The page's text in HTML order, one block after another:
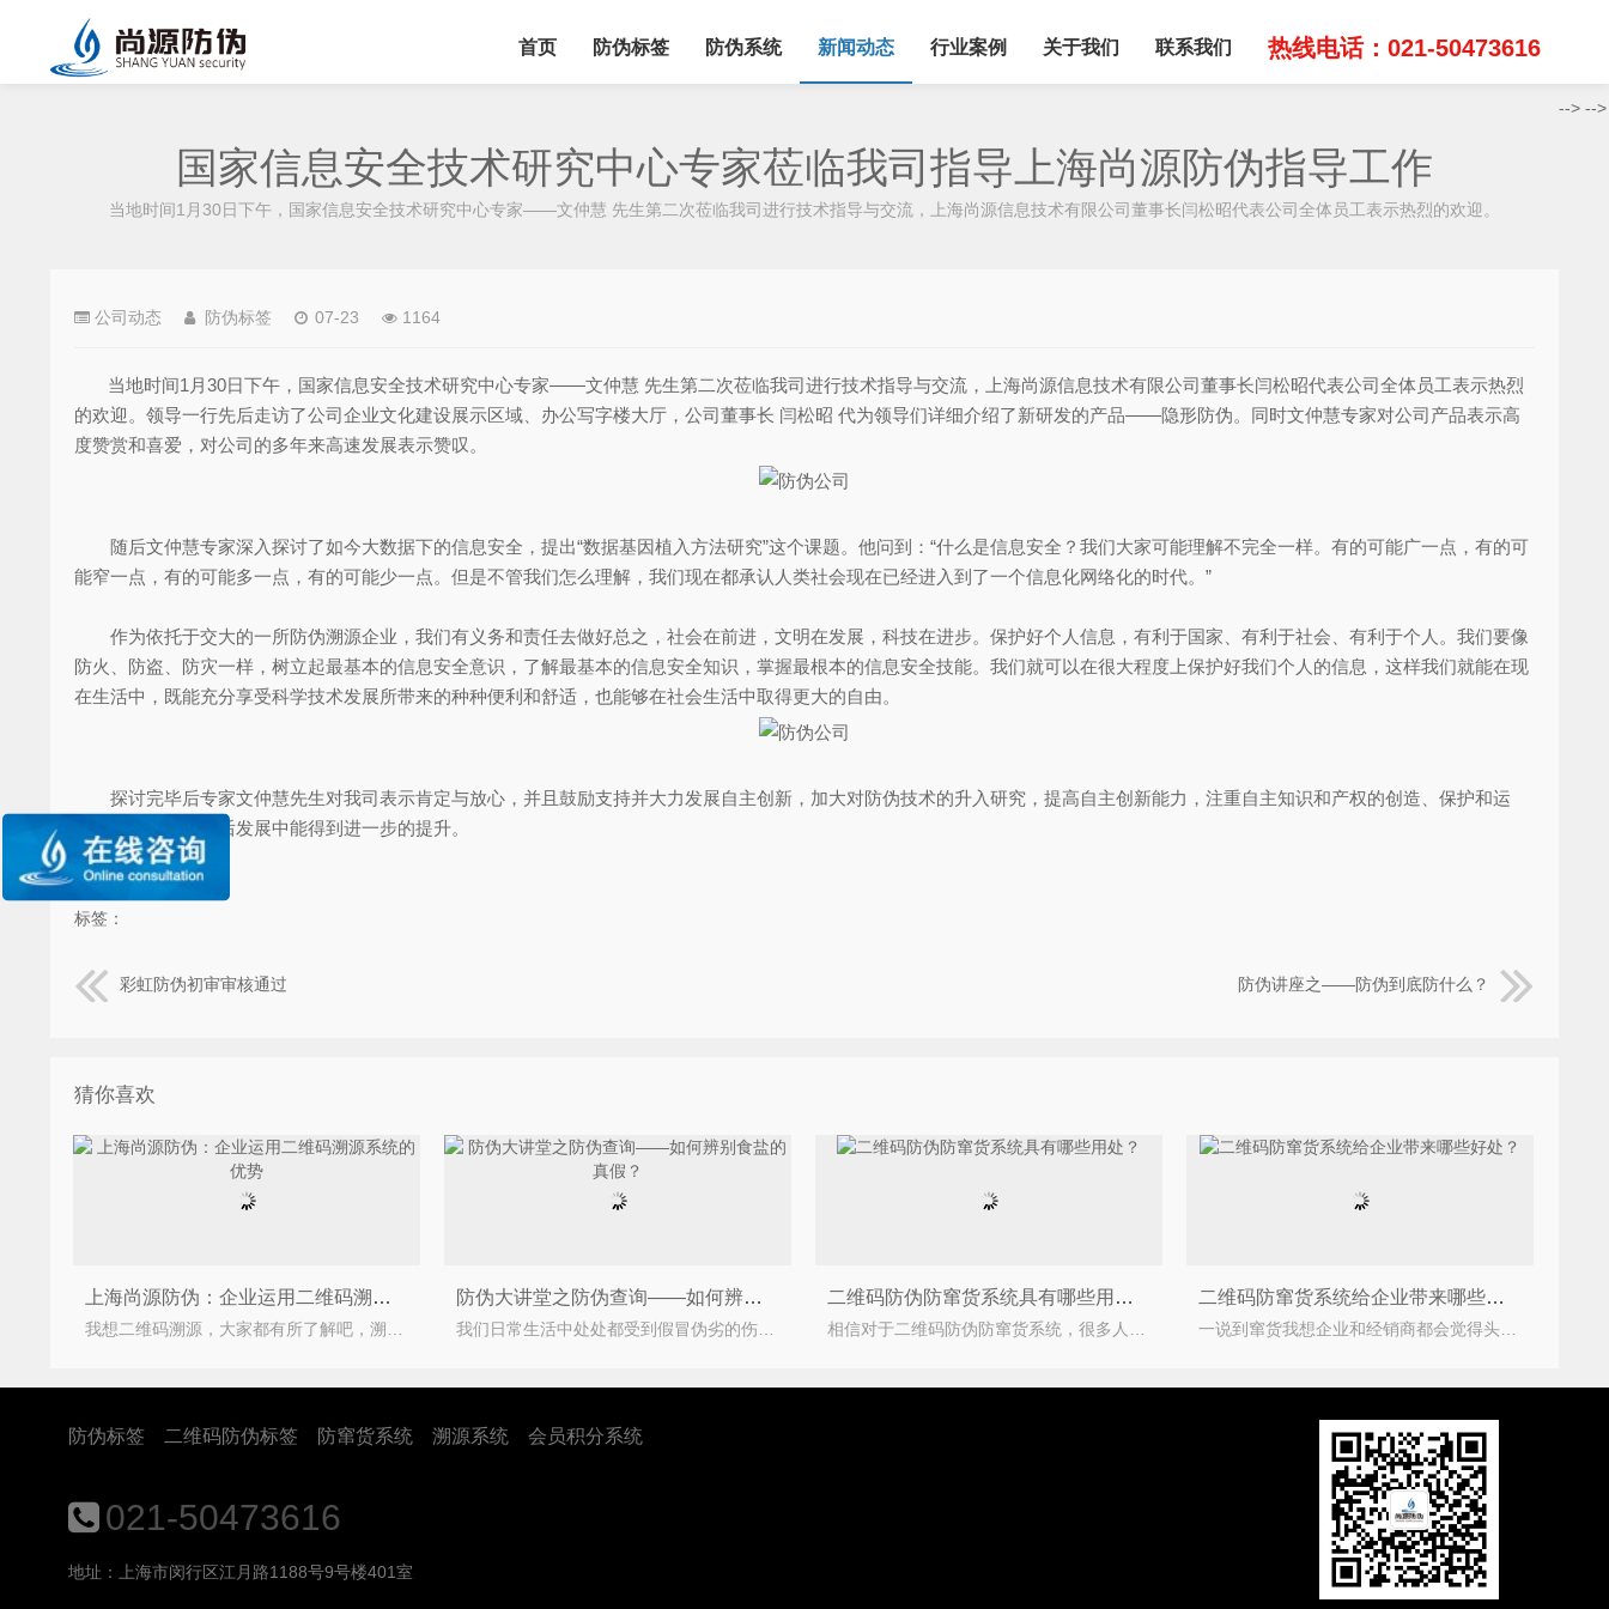
首页 防伪标签 防伪系统 新闻动态 行业案例 关于我们 联系我们 热线电话：021-50473616
国家信息安全技术研究中心专家莅临我司指导上海尚源防伪指导工作
当地时间1月30日下午，国家信息安全技术研究中心专家——文仲慧 先生第二次莅临我司进行技术指导与交流，上海尚源信息技术有限公司董事长闫松昭代表公司全体员工表示热烈的欢迎。
公司动态 防伪标签 07-23 1164
当地时间1月30日下午，国家信息安全技术研究中心专家——文仲慧 先生第二次莅临我司进行技术指导与交流，上海尚源信息技术有限公司董事长闫松昭代表公司全体员工表示热烈
的欢迎。领导一行先后走访了公司企业文化建设展示区域、办公写字楼大厅，公司董事长 闫松昭 代为领导们详细介绍了新研发的产品——隐形防伪。同时文仲慧专家对公司产品表示高
度赞赏和喜爱，对公司的多年来高速发展表示赞叹。
随后文仲慧专家深入探讨了如今大数据下的信息安全，提出“数据基因植入方法研究”这个课题。他问到：“什么是信息安全？我们大家可能理解不完全一样。有的可能广一点，有的可
能窄一点，有的可能多一点，有的可能少一点。但是不管我们怎么理解，我们现在都承认人类社会现在已经进入到了一个信息化网络化的时代。”
作为依托于交大的一所防伪溯源企业，我们有义务和责任去做好总之，社会在前进，文明在发展，科技在进步。保护好个人信息，有利于国家、有利于社会、有利于个人。我们要像
防火、防盗、防灾一样，树立起最基本的信息安全意识，了解最基本的信息安全知识，掌握最根本的信息安全技能。我们就可以在很大程度上保护好我们个人的信息，这样我们就能在现
在生活中，既能充分享受科学技术发展所带来的种种便利和舒适，也能够在社会生活中取得更大的自由。
探讨完毕后专家文仲慧先生对我司表示肯定与放心，并且鼓励支持并大力发展自主创新，加大对防伪技术的升入研究，提高自主创新能力，注重自主知识和产权的创造、保护和运
用。希望公司在日后发展中能得到进一步的提升。
标签：
彩虹防伪初审审核通过 防伪讲座之——防伪到底防什么？
猜你喜欢
上海尚源防伪：企业运用二维码溯源系统的优势
我想二维码溯源，大家都有所了解吧，溯源，追本溯源，探寻事务的根本、源头；二维码溯源系统其实就是给每一
防伪大讲堂之防伪查询——如何辨别食盐的真假？
我们日常生活中处处都受到假冒伪劣的伤害，食盐是我们日常生活中的所需要的，我们在生活中离不开盐，那
二维码防伪防窜货系统具有哪些用处？
相信对于二维码防伪防窜货系统，很多人都有所了解吧。所谓的二维码防伪防窜货系统，是二维码产品的赋
二维码防窜货系统给企业带来哪些好处？
一说到窜货我想企业和经销商都会觉得头疼，经销商可以说是非常不想看到自己的地区出现窜货的现象，这
防伪标签 二维码防伪标签 防窜货系统 溯源系统 会员积分系统
021-50473616
地址：上海市闵行区江月路1188号9号楼401室
--> -->